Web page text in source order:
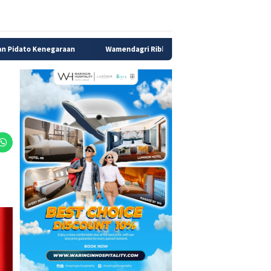
Wamendagri Ribka Minta Pemda di Tanah Papua Segera Tuntaskan